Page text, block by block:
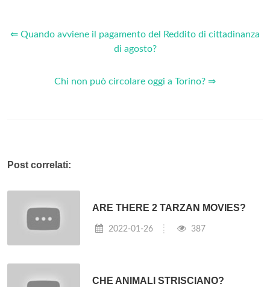
⇐ Quando avviene il pagamento del Reddito di cittadinanza
di agosto?
Chi non può circolare oggi a Torino? ⇒
Post correlati:
ARE THERE 2 TARZAN MOVIES?
2022-01-26 387
CHE ANIMALI STRISCIANO?